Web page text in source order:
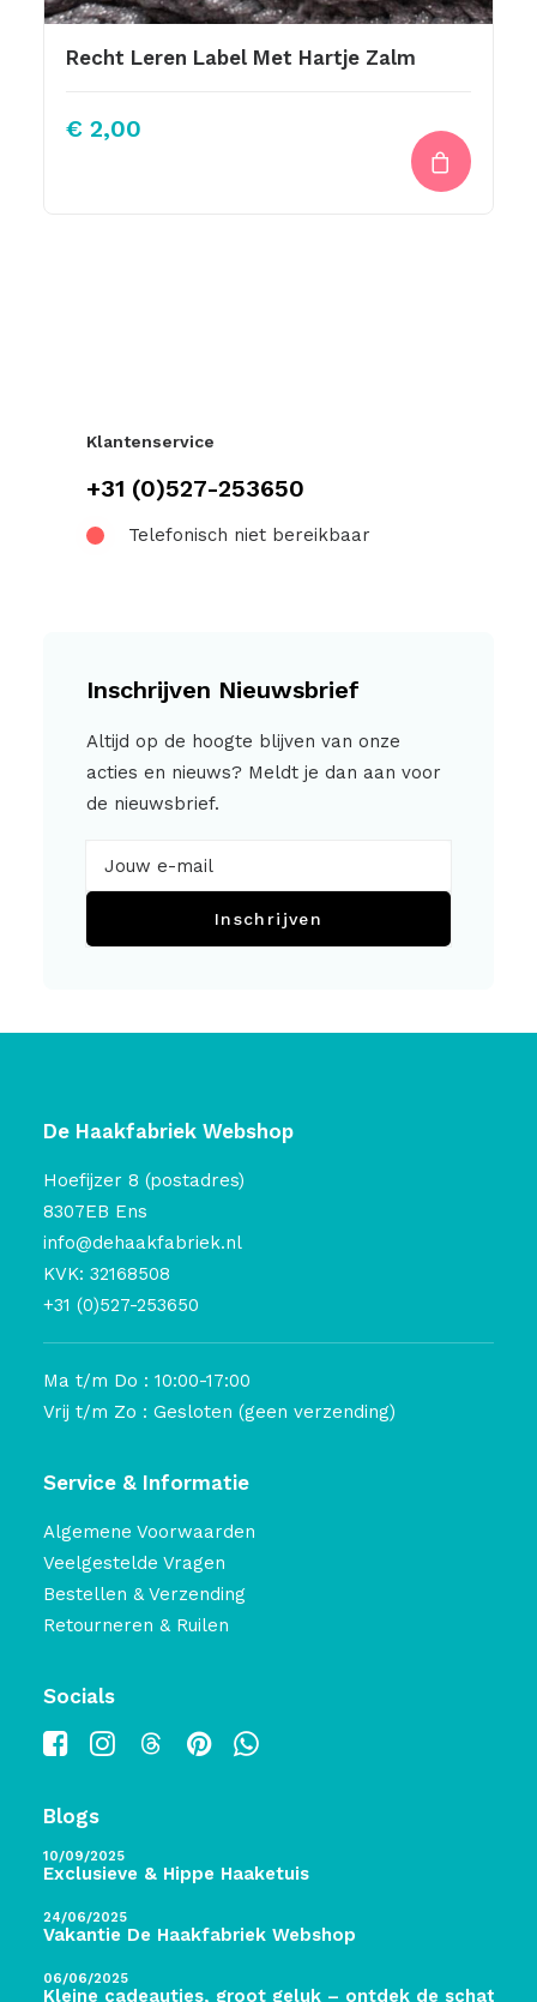
Recht Leren Label Met Hartje Zalm
€ 2,00
Klantenservice
+31 (0)527-253650
Telefonisch niet bereikbaar
Inschrijven Nieuwsbrief
Altijd op de hoogte blijven van onze
acties en nieuws? Meldt je dan aan voor
de nieuwsbrief.
Inschrijven
De Haakfabriek Webshop
Hoefijzer 8 (postadres)
8307EB Ens
info@dehaakfabriek.nl
KVK: 32168508
+31 (0)527-253650
Ma t/m Do : 10:00-17:00
Vrij t/m Zo : Gesloten (geen verzending)
Service & Informatie
Algemene Voorwaarden
Veelgestelde Vragen
Bestellen & Verzending
Retourneren & Ruilen
Socials
Blogs
10/09/2025
Exclusieve & Hippe Haaketuis
24/06/2025
Vakantie De Haakfabriek Webshop
06/06/2025
Kleine cadeautjes, groot geluk – ontdek de schatten